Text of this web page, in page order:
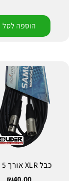
הוספה לסל
כבל XLR אורך 5 מטר